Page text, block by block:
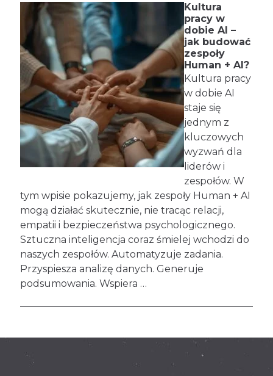
Kultura
pracy w
dobie AI –
jak budować
zespoły
Human + AI?
Kultura pracy
w dobie AI
staje się
jednym z
kluczowych
wyzwań dla
liderów i
zespołów. W
tym wpisie pokazujemy, jak zespoły Human + AI
mogą działać skutecznie, nie tracąc relacji,
empatii i bezpieczeństwa psychologicznego.
Sztuczna inteligencja coraz śmielej wchodzi do
naszych zespołów. Automatyzuje zadania.
Przyspiesza analizę danych. Generuje
podsumowania. Wspiera …